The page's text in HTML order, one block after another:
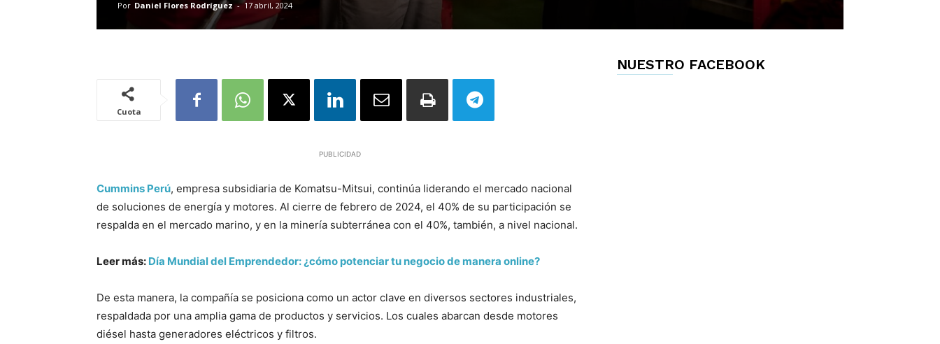
Por Daniel Flores Rodríguez - 17 abril, 2024
Cuota
PUBLICIDAD
Cummins Perú, empresa subsidiaria de Komatsu-Mitsui, continúa liderando el mercado nacional
de soluciones de energía y motores. Al cierre de febrero de 2024, el 40% de su participación se
respalda en el mercado marino, y en la minería subterránea con el 40%, también, a nivel nacional.
Leer más: Día Mundial del Emprendedor: ¿cómo potenciar tu negocio de manera online?
De esta manera, la compañía se posiciona como un actor clave en diversos sectores industriales,
respaldada por una amplia gama de productos y servicios. Los cuales abarcan desde motores
diésel hasta generadores eléctricos y filtros.
NUESTRO FACEBOOK